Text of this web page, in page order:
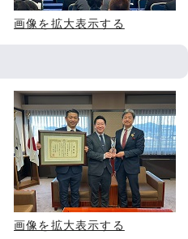
画像を拡大表示する
画像を拡大表示する